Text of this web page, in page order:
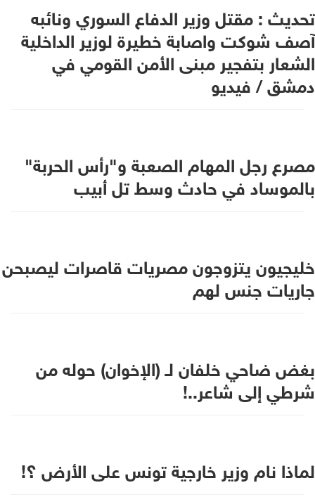
تحديث : مقتل وزير الدفاع السوري ونائبه
آصف شوكت واصابة خطيرة لوزير الداخلية
الشعار بتفجير مبنى الأمن القومي في
دمشق / فيديو
مصرع رجل المهام الصعبة و"رأس الحربة"
بالموساد في حادث وسط تل أبيب
خليجيون يتزوجون مصريات قاصرات ليصبحن
جاريات جنس لهم
بغض ضاحي خلفان لـ (الإخوان) حوله من
شرطي إلى شاعر..!
لماذا نام وزير خارجية تونس على الأرض ؟!